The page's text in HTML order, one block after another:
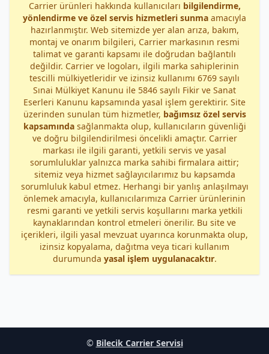
Carrier ürünleri hakkında kullanıcıları bilgilendirme,
yönlendirme ve özel servis hizmetleri sunma amacıyla
hazırlanmıştır. Web sitemizde yer alan arıza, bakım,
montaj ve onarım bilgileri, Carrier markasının resmi
talimat ve garanti kapsamı ile doğrudan bağlantılı
değildir. Carrier ve logoları, ilgili marka sahiplerinin
tescilli mülkiyetleridir ve izinsiz kullanımı 6769 sayılı
Sınai Mülkiyet Kanunu ile 5846 sayılı Fikir ve Sanat
Eserleri Kanunu kapsamında yasal işlem gerektirir. Site
üzerinden sunulan tüm hizmetler, bağımsız özel servis
kapsamındasağlanmakta olup, kullanıcıların güvenliği
ve doğru bilgilendirilmesi öncelikli amaçtır. Carrier
markası ile ilgili garanti, yetkili servis ve yasal
sorumluluklar yalnızca marka sahibi firmalara aittir;
sitemiz veya hizmet sağlayıcılarımız bu kapsamda
sorumluluk kabul etmez. Herhangi bir yanlış anlaşılmayı
önlemek amacıyla, kullanıcılarımıza Carrier ürünlerinin
resmi garanti ve yetkili servis koşullarını marka yetkili
kaynaklarından kontrol etmeleri önerilir. Bu site ve
içerikleri, ilgili yasal mevzuat uyarınca korunmakta olup,
izinsiz kopyalama, dağıtma veya ticari kullanım
durumunda yasal işlem uygulanacaktır.
© Bilecik Carrier Servisi